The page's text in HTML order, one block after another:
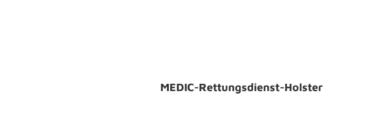
MEDIC-Rettungsdienst-Holster